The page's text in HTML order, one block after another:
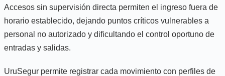
Accesos sin supervisión directa permiten el ingreso fuera de
horario establecido, dejando puntos críticos vulnerables a
personal no autorizado y dificultando el control oportuno de
entradas y salidas.
UruSegur permite registrar cada movimiento con perfiles de